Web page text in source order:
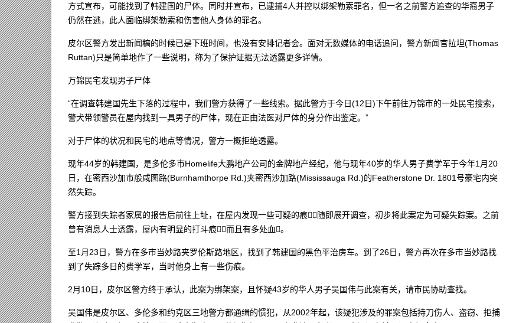
方式宣布，可能找到了韩建国的尸体。同时并宣布，已逮捕4人并控以绑架勒索罪名，但一名之前警方追查的华裔男子
仍然在逃，此人面临绑架勒索和伤害他人身体的罪名。
皮尔区警方发出新闻稿的时候已是下班时间，也没有安排记者会。面对无数媒体的电话追问，警方新闻官拉坦(Thomas
Ruttan)只是简单地作了一些说明，称为了保护证据无法透露更多详情。
万锦民宅发现男子尸体
“在调查韩建国先生下落的过程中，我们警方获得了一些线索。据此警方于今日(12日)下午前往万锦市的一处民宅搜索，
警犬带领警员在屋内找到一具男子的尸体，现在正由法医对尸体的身分作出鉴定。”
对于尸体的状况和民宅的地点等情况，警方一概拒绝透露。
现年44岁的韩建国，是多伦多市Homelife大鹏地产公司的金牌地产经纪，他与现年40岁的华人男子费学军于今年1月20
日，在密西沙加市般咸图路(Burnhamthorpe Rd.)夹密西沙加路(Mississauga Rd.)的Featherstone Dr. 1801号豪宅内突
然失踪。
警方接到失踪者家属的报告后前往上址，在屋内发现一些可疑的痕，随即展开调查，初步将此案定为可疑失踪案。之前
曾有消息人士透露，屋内有明显的打斗痕，而且有多处血。
至1月23日，警方在多市当妙路夹罗伦斯路地区，找到了韩建国的黑色平治房车。到了26日，警方再次在多市当妙路找
到了失踪多日的费学军，当时他身上有一些伤痕。
2月10日，皮尔区警方终于承认，此案为绑架案，且怀疑43岁的华人男子吴国伟与此案有关，请市民协助查找。
吴国伟是皮尔区、多伦多和约克区三地警方都通缉的惯犯，从2002年起，该疑犯涉及的罪案包括持刀伤人、盗窃、拒捕